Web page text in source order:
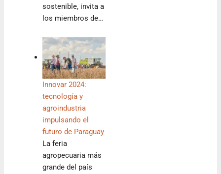
sostenible, invita a
los miembros de…
Innovar 2024:
tecnología y
agroindustria
impulsando el
futuro de Paraguay
La feria
agropecuaria más
grande del país